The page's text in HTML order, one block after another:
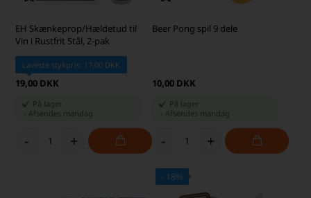
EH Skænkeprop/Hældetud til
Vin i Rustfrit Stål, 2-pak
Laveste stykpris: 17,00 DKK
19,00 DKK
På lager
Afsendes mandag
- +
Beer Pong spil 9 dele
10,00 DKK
På lager
Afsendes mandag
- +
- 18%